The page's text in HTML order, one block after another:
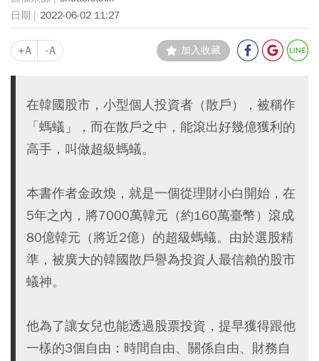
2022-06-02 11:27
+A -A 加入收藏
在韓國股市，小型個人投資者（散戶），被稱作
「螞蟻」，而在散戶之中，能滾出好幾億獲利的
高手，叫做超級螞蟻。
本書作者金政煥，就是一個從理財小白開始，在
5年之內，將7000萬韓元（約160萬臺幣）滾成
80億韓元（將近2億）的超級螞蟻。由於選股精
準，被廣大的韓國散戶譽為投資人最信賴的股市
蟻神。
他為了讓女兒也能透過股票投資，提早獲得跟他
一樣的3個自由：時間自由、關係自由、財務自